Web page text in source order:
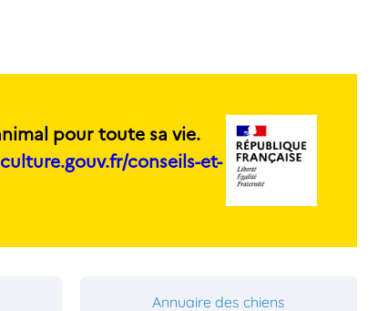
pour toute sa vie.
conseils-et-
Annuaire des chiens